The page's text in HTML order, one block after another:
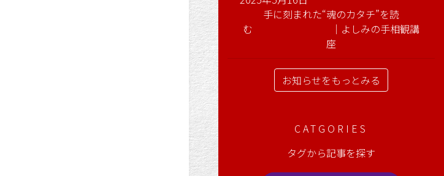
手に刻まれた“魂のカタチ”を読
む ｜よしみの手相観講
座
お知らせをもっとみる
CATGORIES
タグから記事を探す